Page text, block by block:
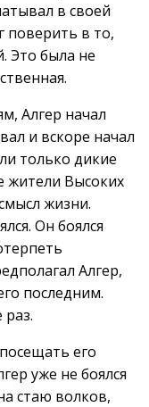
в своей
поверить в то,
Это была не
Алгер начал
и вскоре начал
только дикие
жители Высоких
жизни.
Он боялся
Алгер,
последним.
его
уже не боялся
стаю волков,